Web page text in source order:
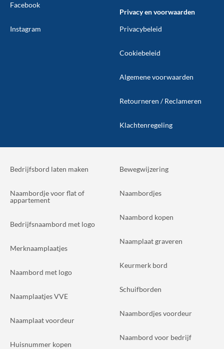
Facebook
Instagram
Privacy en voorwaarden
Privacybeleid
Cookiebeleid
Algemene voorwaarden
Retourneren / Reclameren
Klachtenregeling
Bedrijfsbord laten maken
Naambordje voor flat of
appartement
Bedrijfsnaambord met logo
Merknaamplaatjes
Naambord met logo
Naamplaatjes VVE
Naamplaat voordeur
Huisnummer kopen
Bewegwijzering
Naambordjes
Naambord kopen
Naamplaat graveren
Keurmerk bord
Schuifborden
Naambordjes voordeur
Naambord voor bedrijf